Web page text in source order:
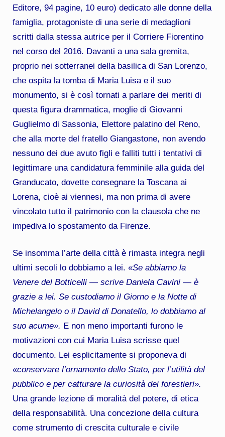
Editore, 94 pagine, 10 euro) dedicato alle donne della
famiglia, protagoniste di una serie di medaglioni
scritti dalla stessa autrice per il Corriere Fiorentino
nel corso del 2016. Davanti a una sala gremita,
proprio nei sotterranei della basilica di San Lorenzo,
che ospita la tomba di Maria Luisa e il suo
monumento, si è così tornati a parlare dei meriti di
questa figura drammatica, moglie di Giovanni
Guglielmo di Sassonia, Elettore palatino del Reno,
che alla morte del fratello Giangastone, non avendo
nessuno dei due avuto figli e falliti tutti i tentativi di
legittimare una candidatura femminile alla guida del
Granducato, dovette consegnare la Toscana ai
Lorena, cioè ai viennesi, ma non prima di avere
vincolato tutto il patrimonio con la clausola che ne
impediva lo spostamento da Firenze.
Se insomma l’arte della città è rimasta integra negli
ultimi secoli lo dobbiamo a lei. «Se abbiamo la
Venere del Botticelli — scrive Daniela Cavini — è
grazie a lei. Se custodiamo il Giorno e la Notte di
Michelangelo o il David di Donatello, lo dobbiamo al
suo acume». E non meno importanti furono le
motivazioni con cui Maria Luisa scrisse quel
documento. Lei esplicitamente si proponeva di
«conservare l’ornamento dello Stato, per l’utilità del
pubblico e per catturare la curiosità dei forestieri».
Una grande lezione di moralità del potere, di etica
della responsabilità. Una concezione della cultura
come strumento di crescita culturale e civile